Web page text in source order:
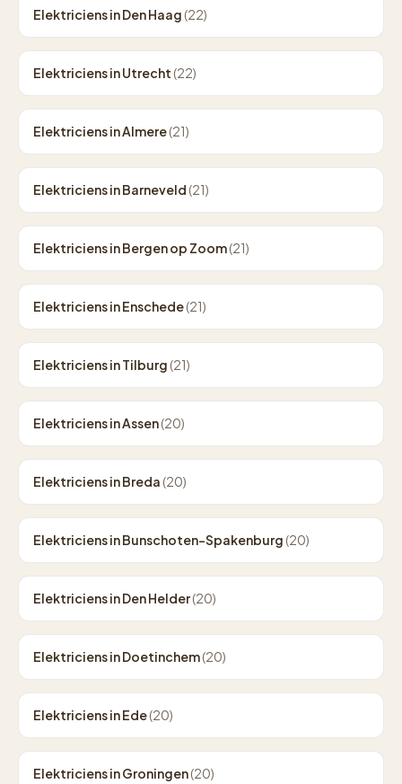
Elektriciens in Den Haag (22)
Elektriciens in Utrecht (22)
Elektriciens in Almere(21)
Elektriciens in Barneveld (21)
Elektriciens in Bergen op Zoom(21)
Elektriciens in Enschede(21)
Elektriciens in Tilburg (21)
Elektriciens in Assen(20)
Elektriciens in Breda (20)
Elektriciens in Bunschoten-Spakenburg (20)
Elektriciens in Den Helder(20)
Elektriciens in Doetinchem(20)
Elektriciens in Ede(20)
Elektriciens in Groningen(20)